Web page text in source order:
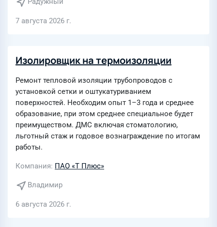
7 августа 2026 г.
Изолировщик на термоизоляции
Ремонт тепловой изоляции трубопроводов с
установкой сетки и оштукатуриванием
поверхностей. Необходим опыт 1–3 года и среднее
образование, при этом среднее специальное будет
преимуществом. ДМС включая стоматологию,
льготный стаж и годовое вознаграждение по итогам
работы.
Компания ПАО «Т Плюс»
Владимир
6 августа 2026 г.